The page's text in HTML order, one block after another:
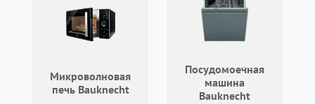
Микроволновая
печь Bauknecht
Посудомоечная
машина
Bauknecht